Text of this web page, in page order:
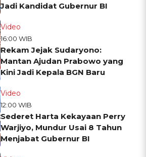
Jadi Kandidat Gubernur BI
Video
16:00 WIB
Rekam Jejak Sudaryono:
Mantan Ajudan Prabowo yang
Kini Jadi Kepala BGN Baru
Video
12:00 WIB
Sederet Harta Kekayaan Perry
Warjiyo, Mundur Usai 8 Tahun
Menjabat Gubernur BI